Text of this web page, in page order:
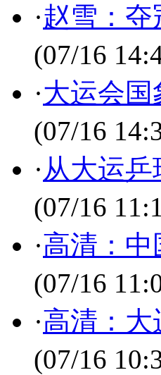
·赵雪：
(07/16
·大运会
(07/16
·从大运
(07/16
·高清：
(07/16
·高清：
(07/16